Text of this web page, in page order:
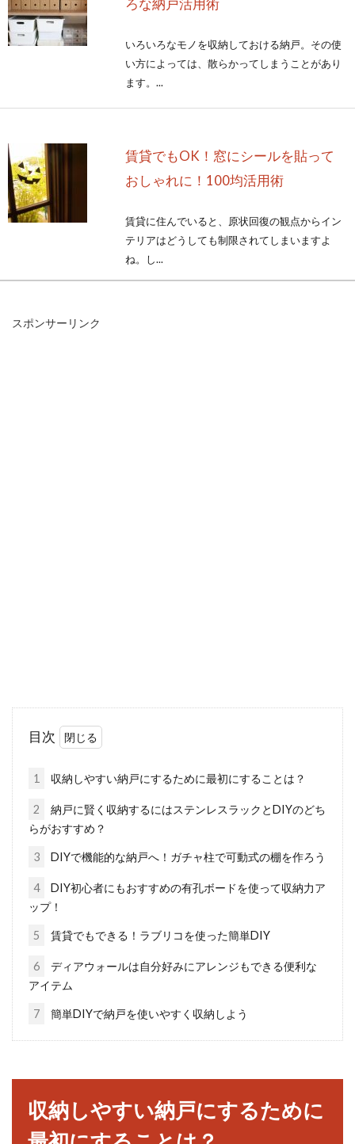
ろな納戸活用術
いろいろなモノを収納しておける納戸。その使
い方によっては、散らかってしまうことがあり
ます。...
賃貸でもOK！窓にシールを貼って
おしゃれに！100均活用術
賃貸に住んでいると、原状回復の観点からイン
テリアはどうしても制限されてしまいますよ
ね。し...
りたい！交換方法も必見！
でしょうか。...
窓から入る冷気をシャットアウト！
断熱材をDIYしてみよう！
窓を閉め切っていても、冷気を感じることはあ
て、知ら...
窓から入る冷気を防ぐには？窓の防
冬場になると、外の気温と同じく家の中の室温
も下がります。冬に室温が下がる主な原因は、
スポンサーリンク
目次
1 収納しやすい納戸にするために最初にすることは？
2
納戸に賢く収納するにはステンレスラックとDIYのどち
らがおすすめ？
3 DIYで機能的な納戸へ！ガチャ柱で可動式の棚を作ろう
4
DIY初心者にもおすすめの有孔ボードを使って収納力ア
ップ！
5 賃貸でもできる！ラブリコを使った簡単DIY
6
ディアウォールは自分好みにアレンジもできる便利な
アイテム
7 簡単DIYで納戸を使いやすく収納しよう
収納しやすい納戸にするために